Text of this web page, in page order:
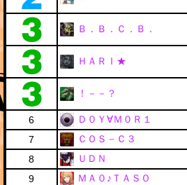
Ｂ．Ｂ．Ｃ．Ｂ．
ＨＡＲＩ★
！－－？
6 Ｄ０Ｙ∀Ｍ０Ｒ１
7
ＣＯＳ－Ｃ３
8
ＵＤＮ
9
ＭＡ０♪ＴＡＳＯ